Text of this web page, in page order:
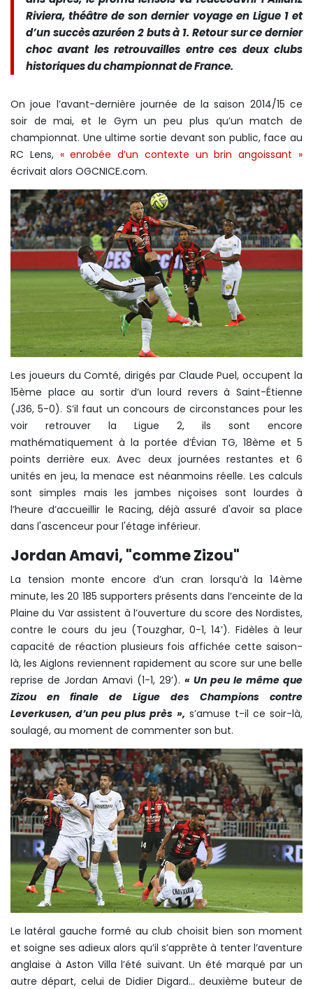
Riviera, théâtre de son dernier voyage en Ligue 1 et
d’un succès azuréen 2 buts à 1. Retour sur ce dernier
choc avant les retrouvailles entre ces deux clubs
historiques du championnat de France.
On joue l’avant-dernière journée de la saison 2014/15 ce
soir de mai, et le Gym un peu plus qu’un match de
championnat. Une ultime sortie devant son public, face au
RC Lens, « enrobée d’un contexte un brin angoissant »
écrivait alors OGCNICE.com.
Les joueurs du Comté, dirigés par Claude Puel, occupent la
15ème place au sortir d’un lourd revers à Saint-Étienne
(J36, 5-0). S’il faut un concours de circonstances pour les
voir retrouver la Ligue 2, ils sont encore
mathématiquement à la portée d’Évian TG, 18ème et 5
points derrière eux. Avec deux journées restantes et 6
unités en jeu, la menace est néanmoins réelle. Les calculs
sont simples mais les jambes niçoises sont lourdes à
l’heure d’accueillir le Racing, déjà assuré d'avoir sa place
dans l'ascenceur pour l'étage inférieur.
Jordan Amavi, "comme Zizou"
La tension monte encore d’un cran lorsqu’à la 14ème
minute, les 20 185 supporters présents dans l’enceinte de la
Plaine du Var assistent à l’ouverture du score des Nordistes,
contre le cours du jeu (Touzghar, 0-1, 14’). Fidèles à leur
capacité de réaction plusieurs fois affichée cette saison-
là, les Aiglons reviennent rapidement au score sur une belle
reprise de Jordan Amavi (1-1, 29’). « Un peu le même que
Zizou en finale de Ligue des Champions contre
Leverkusen, d’un peu plus près », s’amuse t-il ce soir-là,
soulagé, au moment de commenter son but.
Le latéral gauche formé au club choisit bien son moment
et soigne ses adieux alors qu’il s’apprête à tenter l’aventure
anglaise à Aston Villa l’été suivant. Un été marqué par un
autre départ, celui de Didier Digard...deuxième buteur de